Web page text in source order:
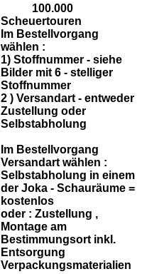
100.000
Scheuertouren
Im Bestellvorgang
wählen :
1) Stoffnummer - siehe
Bilder mit 6 - stelliger
Stoffnummer
2 ) Versandart - entweder
Zustellung oder
Selbstabholung
Im Bestellvorgang
Versandart wählen :
Selbstabholung in einem
der Joka - Schauräume =
kostenlos
oder : Zustellung ,
Montage am
Bestimmungsort inkl.
Entsorgung
Verpackungsmaterialien